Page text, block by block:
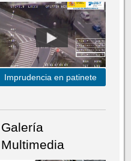
Imprudencia en patinete
Galería
Multimedia